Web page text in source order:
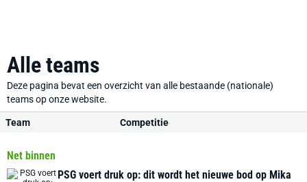
Alle teams
Deze pagina bevat een overzicht van alle bestaande (nationale)
teams op onze website.
Team Competitie
Net binnen
PSG voert druk op: dit wordt het nieuwe bod op Mika